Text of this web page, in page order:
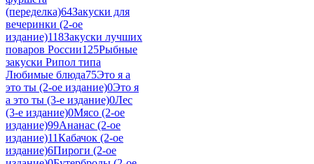
(переделка)64Закуски для
вечеринки (2-ое
издание)118Закуски лучших
поваров России125Рыбные
закуски Рипол типа
Любимые блюда75Это я а
это ты (2-ое издание)0Это я
а это ты (3-е издание)0Лес
(3-е издание)0Мясо (2-ое
издание)99Ананас (2-ое
издание)11Кабачок (2-ое
издание)6Пироги (2-ое